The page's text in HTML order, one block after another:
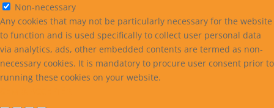
Non-necessary
Any cookies that may not be particularly necessary for the website
to function and is used specifically to collect user personal data
via analytics, ads, other embedded contents are termed as non-
necessary cookies. It is mandatory to procure user consent prior to
running these cookies on your website.